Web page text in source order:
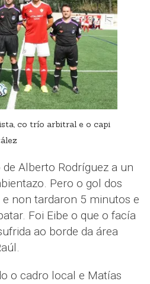
co trío arbitral e o capi
Alberto Rodríguez a un
Pero o gol dos
non tardaron 5 minutos e
Foi Eibe o que o facía
ao borde da área
o cadro local e Matías